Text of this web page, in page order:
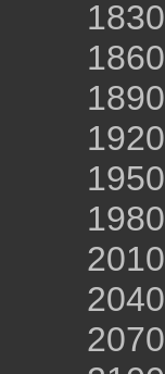
1830
1860
1890
1920
1950
1980
2010
2040
2070